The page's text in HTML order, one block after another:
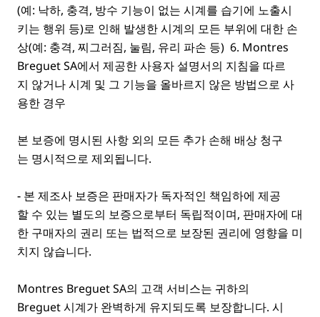
(예: 낙하, 충격, 방수 기능이 없는 시계를 습기에 노출시
키는 행위 등)로 인해 발생한 시계의 모든 부위에 대한 손
상(예: 충격, 찌그러짐, 눌림, 유리 파손 등) 6. Montres
Breguet SA에서 제공한 사용자 설명서의 지침을 따르
지 않거나 시계 및 그 기능을 올바르지 않은 방법으로 사
용한 경우
본 보증에 명시된 사항 외의 모든 추가 손해 배상 청구
는 명시적으로 제외됩니다.
- 본 제조사 보증은 판매자가 독자적인 책임하에 제공
할 수 있는 별도의 보증으로부터 독립적이며, 판매자에 대
한 구매자의 권리 또는 법적으로 보장된 권리에 영향을 미
치지 않습니다.
Montres Breguet SA의 고객 서비스는 귀하의
Breguet 시계가 완벽하게 유지되도록 보장합니다. 시